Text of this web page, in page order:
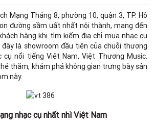
Mạng Tháng 8, phường 10, quận 3, TP. Hồ
đường sầm uất nhất nội thành, mang đến
hàng khi tìm kiếm địa chỉ mua nhạc cụ
là showroom đầu tiên của chuỗi thương
cụ nổi tiếng Việt Nam, Việt Thương Music.
thăm, khám phá không gian trưng bày sản
này.
nhạc cụ nhất nhì Việt Nam